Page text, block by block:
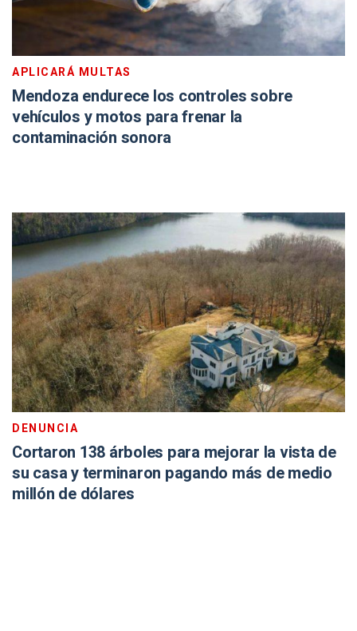
APLICARÁ MULTAS
Mendoza endurece los controles sobre
vehículos y motos para frenar la
contaminación sonora
DENUNCIA
Cortaron 138 árboles para mejorar la vista de
su casa y terminaron pagando más de medio
millón de dólares